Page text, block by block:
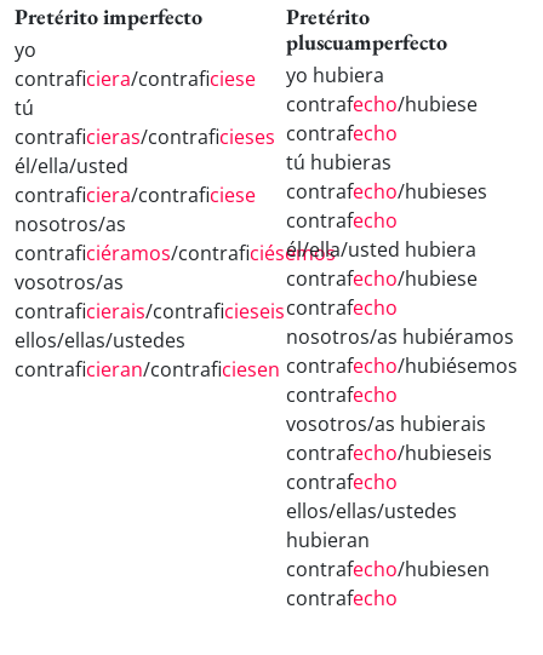
Pretérito imperfecto
yo
contraficiera/contraficiese
tú
contraficieras/contraficieses
él/ella/usted
contraficiera/contraficiese
nosotros/as
contraficiéramos/contraficiésemos
vosotros/as
contraficierais/contraficieseis
ellos/ellas/ustedes
contraficieran/contraficiesen
Pretérito
pluscuamperfecto
yo hubiera
contrafecho/hubiese
contrafecho
tú hubieras
contrafecho/hubieses
contrafecho
él/ella/usted hubiera
contrafecho/hubiese
contrafecho
nosotros/as hubiéramos
contrafecho/hubiésemos
contrafecho
vosotros/as hubierais
contrafecho/hubieseis
contrafecho
ellos/ellas/ustedes
hubieran
contrafecho/hubiesen
contrafecho